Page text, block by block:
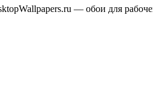
— обои для